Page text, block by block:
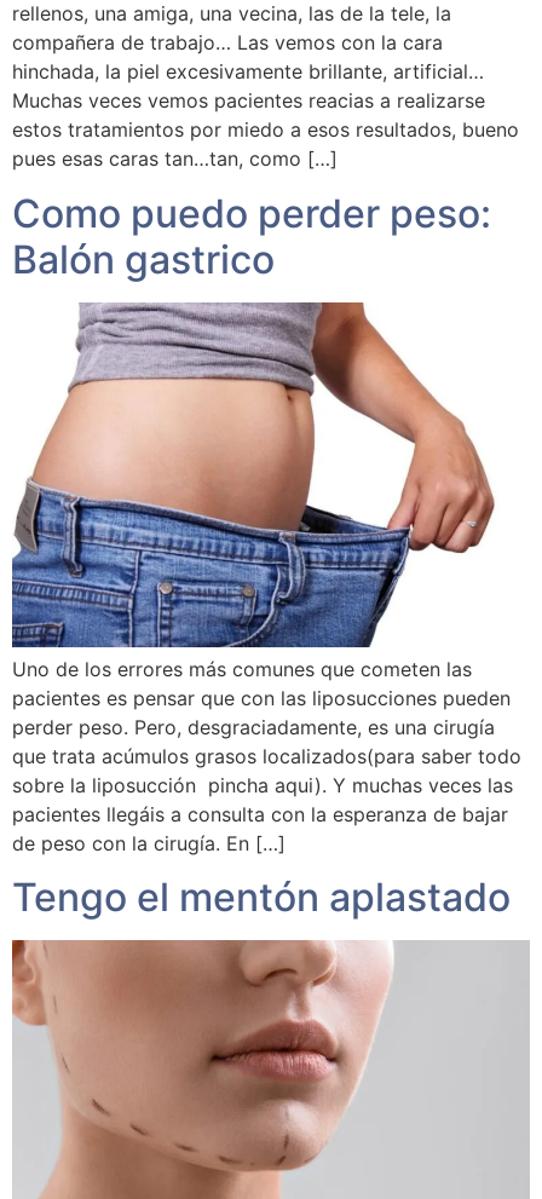
rellenos, una amiga, una vecina, las de la tele, la
compañera de trabajo… Las vemos con la cara
hinchada, la piel excesivamente brillante, artificial…
Muchas veces vemos pacientes reacias a realizarse
estos tratamientos por miedo a esos resultados, bueno
pues esas caras tan…tan, como […]
Como puedo perder peso:
Balón gastrico
Uno de los errores más comunes que cometen las
pacientes es pensar que con las liposucciones pueden
perder peso. Pero, desgraciadamente, es una cirugía
que trata acúmulos grasos localizados(para saber todo
sobre la liposucción pincha aqui). Y muchas veces las
pacientes llegáis a consulta con la esperanza de bajar
de peso con la cirugía. En […]
Tengo el mentón aplastado